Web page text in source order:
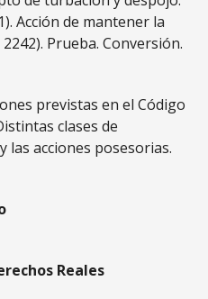
Acción de mantener la
Prueba. Conversión.
previstas en el Código
clases de
las acciones posesorias.
Reales